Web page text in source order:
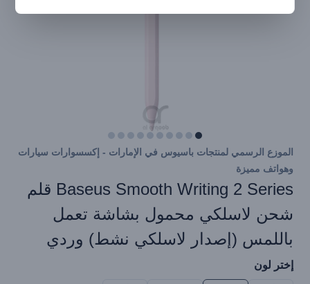
الموزع الرسمي لمنتجات باسيوس في الإمارات - إكسسوارات سيارات
وهواتف مميزة
Baseus Smooth Writing 2 Series قلم
شحن لاسلكي محمول بشاشة تعمل
باللمس (إصدار لاسلكي نشط) وردي
إختر لون